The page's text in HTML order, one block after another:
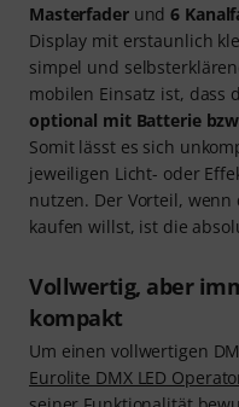
Masterfaderund6
Display mit erstaunlich
simpel und
mobilen Einsatz ist, dass
optional mit Batterie
Somit lässt es sich
jeweiligen Licht- oder
nutzen. Der Vorteil,
kaufen willst, ist die
Vollwertig, aber
kompakt
Um einen vollwertigen
Eurolite DMX LED